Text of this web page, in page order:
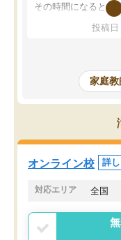
その時間になると自
を開いてzoomを繋
た！5科目なんでも
めて1年ほどだった
科目が増えてきま
であるので無料の週
がら頑張って欲しい
投稿日
家庭
オンライン校 詳
対応エリア 全国